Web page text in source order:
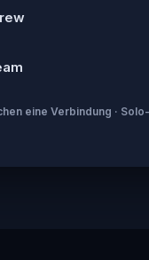
eine Verbindung ·